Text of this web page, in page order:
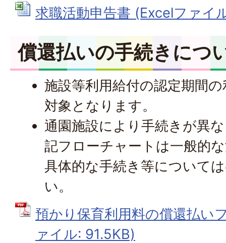
求職活動申告書 (Excelファイ
償還払いの手続きにつ
施設等利用給付の認定期間
対象となります。
通園施設により手続きが異
記フローチャートは一般的
具体的な手続き等について
い。
預かり保育利用料の償還払い
ァイル: 91.5KB)